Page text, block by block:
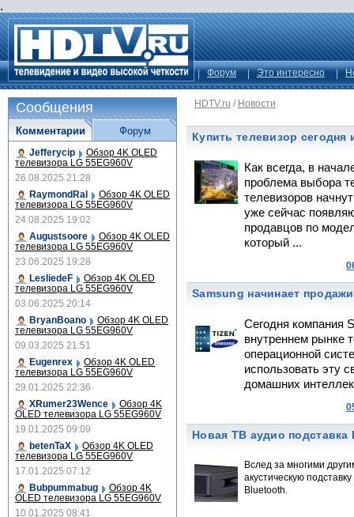
.
Форум Это интересно
HDTV.ru / Новости
Купить телевизор
Как всегда, в
проблема выбора
телевизоров
уже сейчас
продавцов по
который ...
Samsung начинает
Сегодня компания
внутреннем рынке
операционной
использовать эту
домашних
Новая ТВ аудио подставка
Вслед за многими
акустическую
Bluetooth.
Сообщения
Комментарии
Jefferycip Обзор 4K OLED
телевизора LG 55EG960V
26.08.2025 21:28
RaymondRal
Обзор 4K OLED
телевизора LG 55EG960V
24.08.2025 19:02
Augustsoore
Обзор 4K OLED
телевизора LG 55EG960V
23.06.2025 19:28
LesliedeF
Обзор 4K OLED
телевизора LG 55EG960V
03.06.2025 20:14
BryanBoano
Обзор 4K OLED
телевизора LG 55EG960V
09.03.2025 21:51
Eugenrex
Обзор 4K OLED
телевизора LG 55EG960V
29.01.2025 22:36
XRumer23Wence
Обзор 4K
OLED телевизора LG 55EG960V
19.01.2025 09:09
betenTaX
Обзор 4K OLED
телевизора LG 55EG960V
17.01.2025 07:12
Bubpummabug
Обзор 4K
OLED телевизора LG 55EG960V
10.01.2025 08:41
Форум